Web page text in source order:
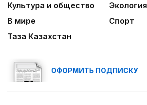
Культура и общество
Экология
В мире
Спорт
Таза Казахстан
ОФОРМИТЬ ПОДПИСКУ